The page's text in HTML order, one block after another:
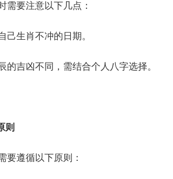
需要注意以下几点：
己生肖不冲的日期。
的吉凶不同，需结合个人八字选择。
则
要遵循以下原则：